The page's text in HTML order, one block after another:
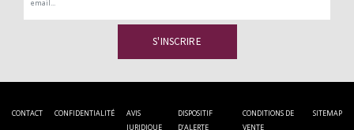
CONTACT CONFIDENTIALITÉ
AVIS
JURIDIQUE
DISPOSITIF
D’ALERTE
CONDITIONS DE
VENTE
SITEMAP